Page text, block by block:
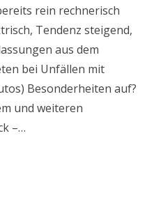
rein rechnerisch
Tendenz steigend,
aus dem
bei Unfällen mit
Besonderheiten auf?
und weiteren
–…